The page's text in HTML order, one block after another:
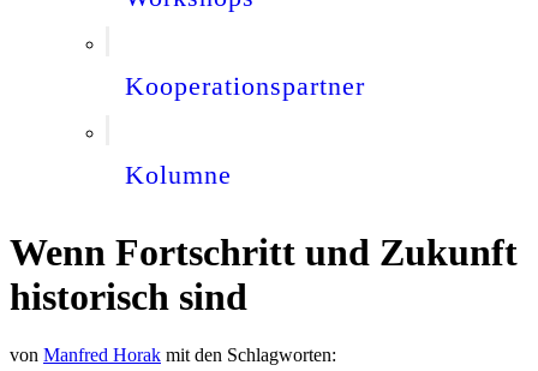
Kooperationspartner
Kolumne
Wenn Fortschritt und Zukunft
historisch sind
von Manfred Horak mit den Schlagworten: